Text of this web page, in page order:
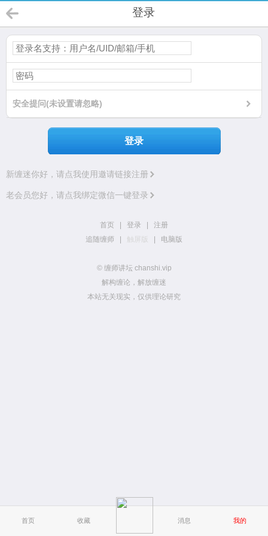
首页 收藏 消息 我的
登录
安全提问(未设置请忽略)
登录
新缠迷你好，请点我使用邀请链接注册
老会员您好，请点我绑定微信一键登录
首页 登录
注册
追随缠师
触屏版 电脑版
© 缠师讲坛 chanshi.vip
解构缠论，解放缠迷
本站无关现实，仅供理论研究